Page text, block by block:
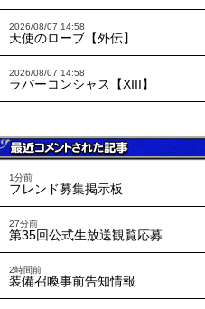
2026/08/07 14:58
天使のローブ【外伝】
2026/08/07 14:58
ラバーコンシャス【XIII】
1分前
フレンド募集掲示板
27分前
第35回公式生放送観覧応募
2時間前
装備召喚事前告知情報